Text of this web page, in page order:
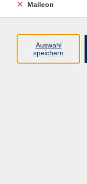
Maileon
Auswahl
speichern